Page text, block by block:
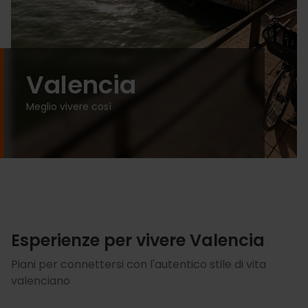
Valencia
Meglio vivere così
Esperienze per vivere Valencia
Piani per connettersi con l'autentico stile di vita
valenciano